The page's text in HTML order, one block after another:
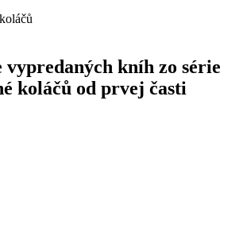
vypredaných kníh zo série
koláčů od prvej časti